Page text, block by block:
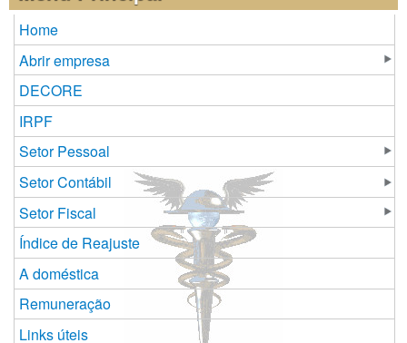
Home
Abrir empresa
DECORE
IRPF
Setor Pessoal
Setor Contábil
Setor Fiscal
Índice de Reajuste
A doméstica
Remuneração
Links úteis